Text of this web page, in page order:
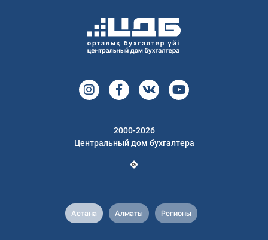
2000-2026
Центральный дом бухгалтера
Астана Алматы Регионы